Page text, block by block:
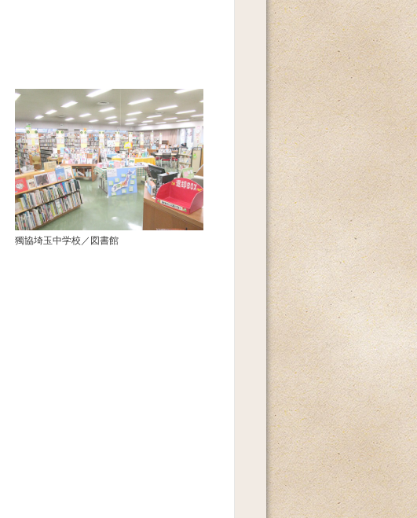
獨協埼玉中学校／図書館